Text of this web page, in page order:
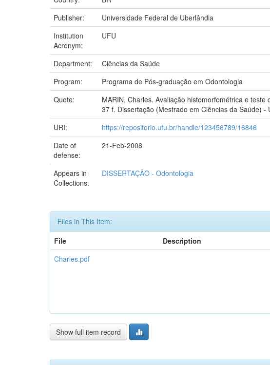
Publisher:
Universidade Federal de Uberlândia
Institution
Acronym:
UFU
Department:
Ciências da Saúde
Program:
Programa de Pós-graduação em Odontologia
Quote:
MARIN, Charles. Avaliação histomorfométrica e
37 f. Dissertação (Mestrado em Ciências da Saúde)
URI:
https://repositorio.ufu.br/handle/123456789/16846
Date of
defense:
21-Feb-2008
Appears in
Collections:
DISSERTAÇÃO - Odontologia
Files in This Item:
File
Description
Charles.pdf
Show full item record